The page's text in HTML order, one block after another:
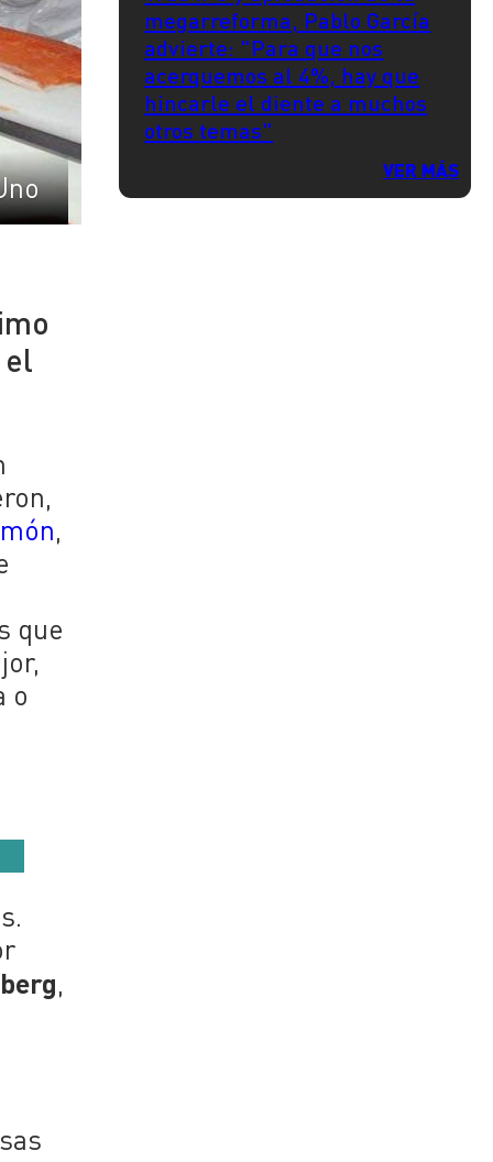
el
,
que
o
,
megarreforma, Pablo García
advierte: "Para que nos
acerquemos al 4%, hay que
hincarle el diente a muchos
otros temas"
VER MÁS